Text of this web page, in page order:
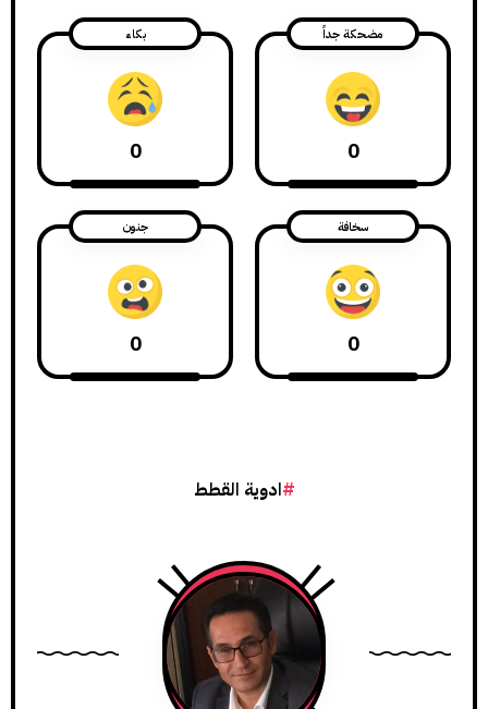
مضحكة جداً
0
بكاء
0
سخافة
0
جنون
0
ادوية القطط